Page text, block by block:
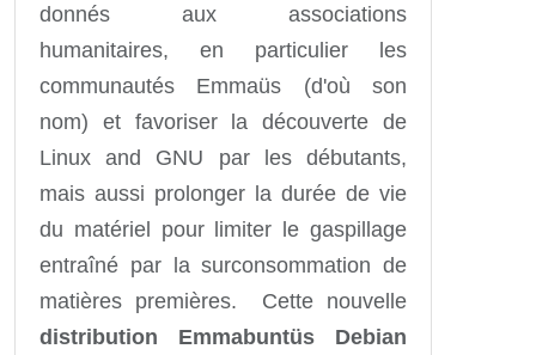
donnés aux associations
humanitaires, en particulier les
communautés Emmaüs (d'où son
nom) et favoriser la découverte de
Linux and GNU par les débutants,
mais aussi prolonger la durée de vie
du matériel pour limiter le gaspillage
entraîné par la surconsommation de
matières premières. Cette nouvelle
distribution Emmabuntüs Debian